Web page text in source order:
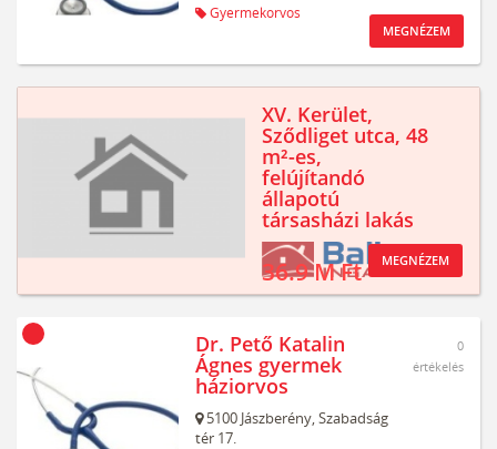
Gyermekorvos
MEGNÉZEM
XV. Kerület,
Sződliget utca, 48
m²-es,
felújítandó
állapotú
társasházi lakás
36.9 M Ft MEGNÉZEM
Dr. Pető Katalin
Ágnes gyermek
háziorvos
5100 Jászberény,Szabadság
tér 17.
0
értékelés